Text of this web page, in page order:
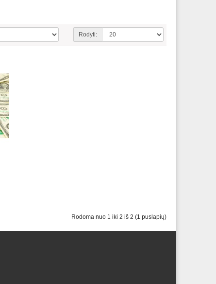
Rodyti:
Rodoma nuo 1 iki 2 iš 2 (1 puslapių)